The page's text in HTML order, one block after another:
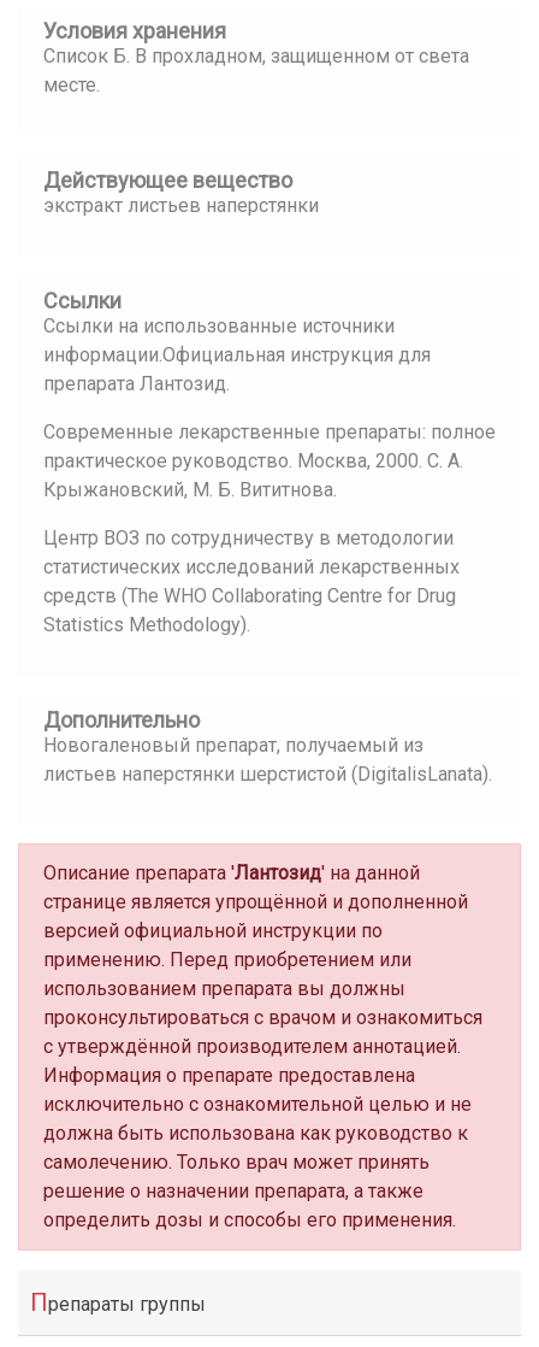
Условия хранения
Список Б. В прохладном, защищенном от света
месте.
Действующее вещество
экстракт листьев наперстянки
Ссылки
Ссылки на использованные источники
информации.Официальная инструкция для
препарата Лантозид.
Современные лекарственные препараты: полное
практическое руководство. Москва, 2000. С. А.
Крыжановский, М. Б. Вититнова.
Центр ВОЗ по сотрудничеству в методологии
статистических исследований лекарственных
средств (The WHO Collaborating Centre for Drug
Statistics Methodology).
Дополнительно
Новогаленовый препарат, получаемый из
листьев наперстянки шерстистой (DigitalisLanata).
Описание препарата 'Лантозид' на данной
странице является упрощённой и дополненной
версией официальной инструкции по
применению. Перед приобретением или
использованием препарата вы должны
проконсультироваться с врачом и ознакомиться
с утверждённой производителем аннотацией.
Информация о препарате предоставлена
исключительно с ознакомительной целью и не
должна быть использована как руководство к
самолечению. Только врач может принять
решение о назначении препарата, а также
определить дозы и способы его применения.
Препараты группы